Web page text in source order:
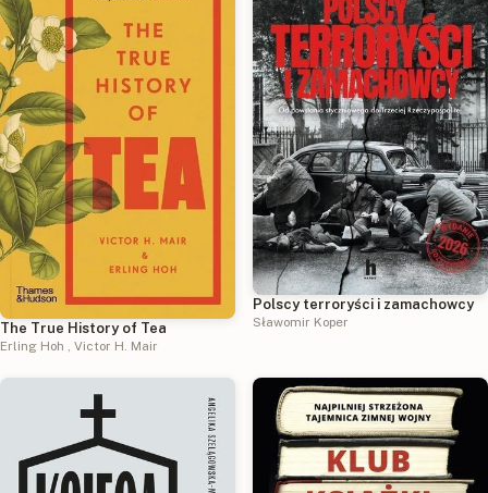
The True History of Tea
Erling Hoh , Victor H. Mair
Polscy terroryści i zamachowcy
Sławomir Koper